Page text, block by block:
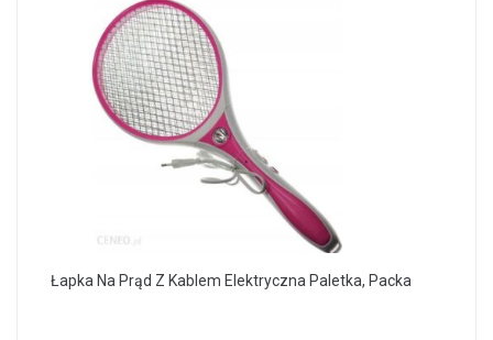
Łapka Na Prąd Z Kablem Elektryczna Paletka, Packa